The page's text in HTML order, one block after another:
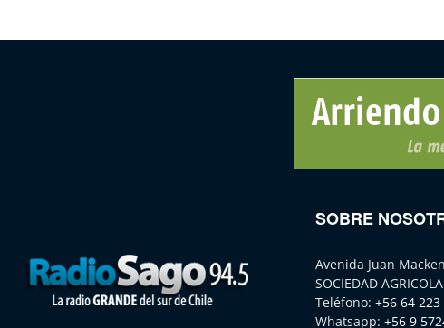
SOBRE
Avenida Juan
SOCIEDAD
Teléfono: +56 64 223
Whatsapp: +56 9